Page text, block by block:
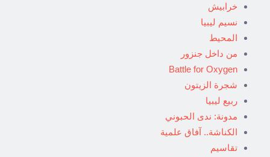
خرابيش
نسيم ليبيا
المحيط
من داخل جنزور
Battle for Oxygen
شجرة الزيتون
ربيع ليبيا
مدونة: ندى الحبوني
الكناشة.. آفاق علمية
تقاسيم